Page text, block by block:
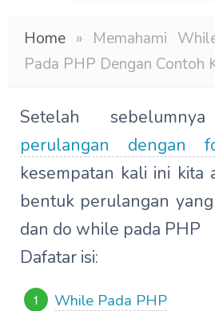
Home » Memahami
Pada PHP Dengan Contoh
Setelah
perulangan dengan
kesempatan kali ini kita
bentuk perulangan
dan do while pada PHP
Dafatar isi:
While Pada PHP